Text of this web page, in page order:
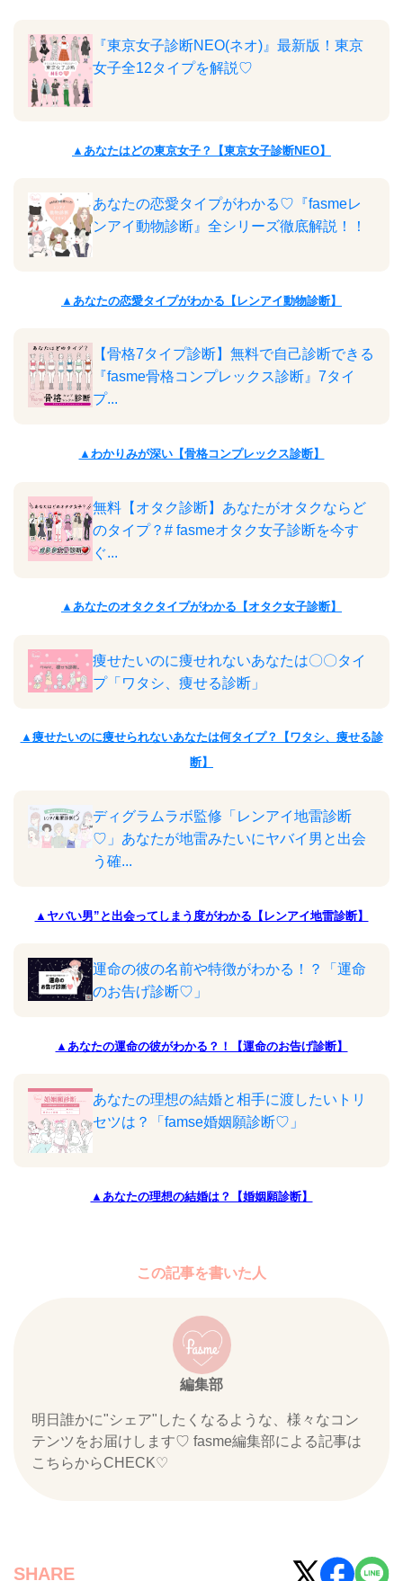
『東京女子診断NEO(ネオ)』最新版！東京
女子全12タイプを解説♡
▲あなたはどの東京女子？【東京女子診断NEO】
あなたの恋愛タイプがわかる♡『fasmeレ
ンアイ動物診断』全シリーズ徹底解説！！
▲あなたの恋愛タイプがわかる【レンアイ動物診断】
【骨格7タイプ診断】無料で自己診断できる
『fasme骨格コンプレックス診断』7タイ
プ...
▲わかりみが深い【骨格コンプレックス診断】
無料【オタク診断】あなたがオタクならど
のタイプ？# fasmeオタク女子診断を今す
ぐ...
▲あなたのオタクタイプがわかる【オタク女子診断】
痩せたいのに痩せれないあなたは〇〇タイ
プ「ワタシ、痩せる診断」
▲痩せたいのに痩せられないあなたは何タイプ？【ワタシ、痩せる診
断】
ディグラムラボ監修「レンアイ地雷診断
♡」あなたが地雷みたいにヤバイ男と出会
う確...
▲ヤバい男”と出会ってしまう度がわかる【レンアイ地雷診断】
運命の彼の名前や特徴がわかる！？「運命
のお告げ診断♡」
▲あなたの運命の彼がわかる？！【運命のお告げ診断】
あなたの理想の結婚と相手に渡したいトリ
セツは？「famse婚姻願診断♡」
▲あなたの理想の結婚は？【婚姻願診断】
この記事を書いた人
編集部
明日誰かに"シェア"したくなるような、様々なコン
テンツをお届けします♡ fasme編集部による記事は
こちらからCHECK♡
SHARE